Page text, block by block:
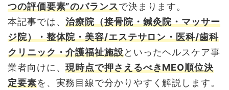
つの評価要素”のバランスで決まります。
本記事では、治療院（接骨院・鍼灸院・マッサー
ジ院）・整体院・美容/エステサロン・医科/歯科
クリニック・介護福祉施設といったヘルスケア事
業者向けに、現時点で押さえるべきMEO順位決
定要素を、実務目線で分かりやすく解説します。